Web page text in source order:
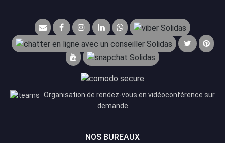
Organisation de rendez-vous en vidéoconférence sur
demande
NOS BUREAUX